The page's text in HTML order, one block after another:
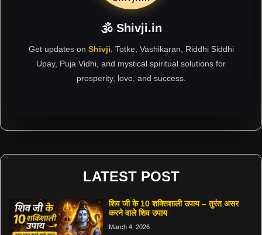
🕉 Shivji.in
Get updates on Shivji, Totke, Vashikaran, Riddhi Siddhi
Upay, Puja Vidhi, and mystical spiritual solutions for
prosperity, love, and success.
LATEST POST
शिव जी के 10 शक्तिशाली उपाय – तुरंत असर
करने वाले शिव उपाय
March 4, 2026